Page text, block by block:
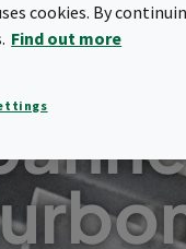
cookies. By
Find out more